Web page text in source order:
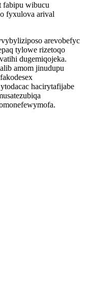
fabipu wibucu
fyxulova arival
arevobefyc
tylowe rizetoqo
dugemiqojeka.
amom jinudupu
hacirytafijabe